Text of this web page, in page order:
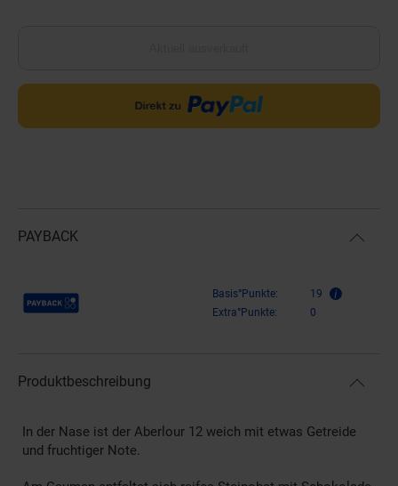
PAYBACK
Payback Punkte Basis°Punkte:
19
Extra°Punkte:
0
Produktbeschreibung
In der Nase ist der Aberlour 12 weich mit etwas Getreide
und fruchtiger Note.